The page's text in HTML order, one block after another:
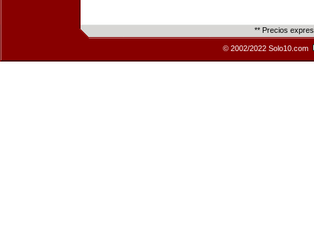
** Precios
© 2002/2022 Solo10.com